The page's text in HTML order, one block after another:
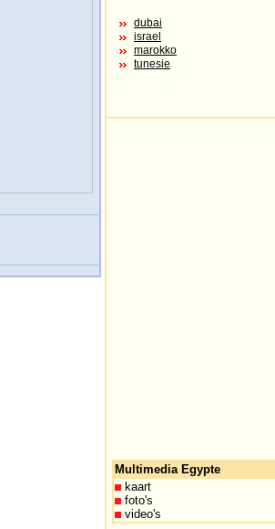
dubai
israel
marokko
tunesie
Multimedia Egypte
kaart
foto's
video's